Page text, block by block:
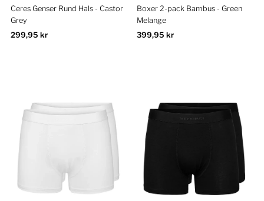
Ceres Genser Rund Hals - Castor
Grey
Ordinær
299,95 kr
Boxer 2-pack Bambus - Green
Melange
Ordinær
399,95 kr